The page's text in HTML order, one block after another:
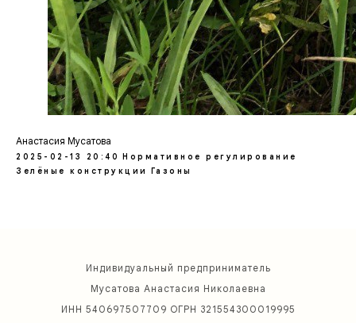
Анастасия Мусатова
2025-02-13 20:40 Нормативное регулирование
Зелёные конструкции
Газоны
Индивидуальный предприниматель
Мусатова Анастасия Николаевна
ИНН 540697507709 ОГРН 321554300019995